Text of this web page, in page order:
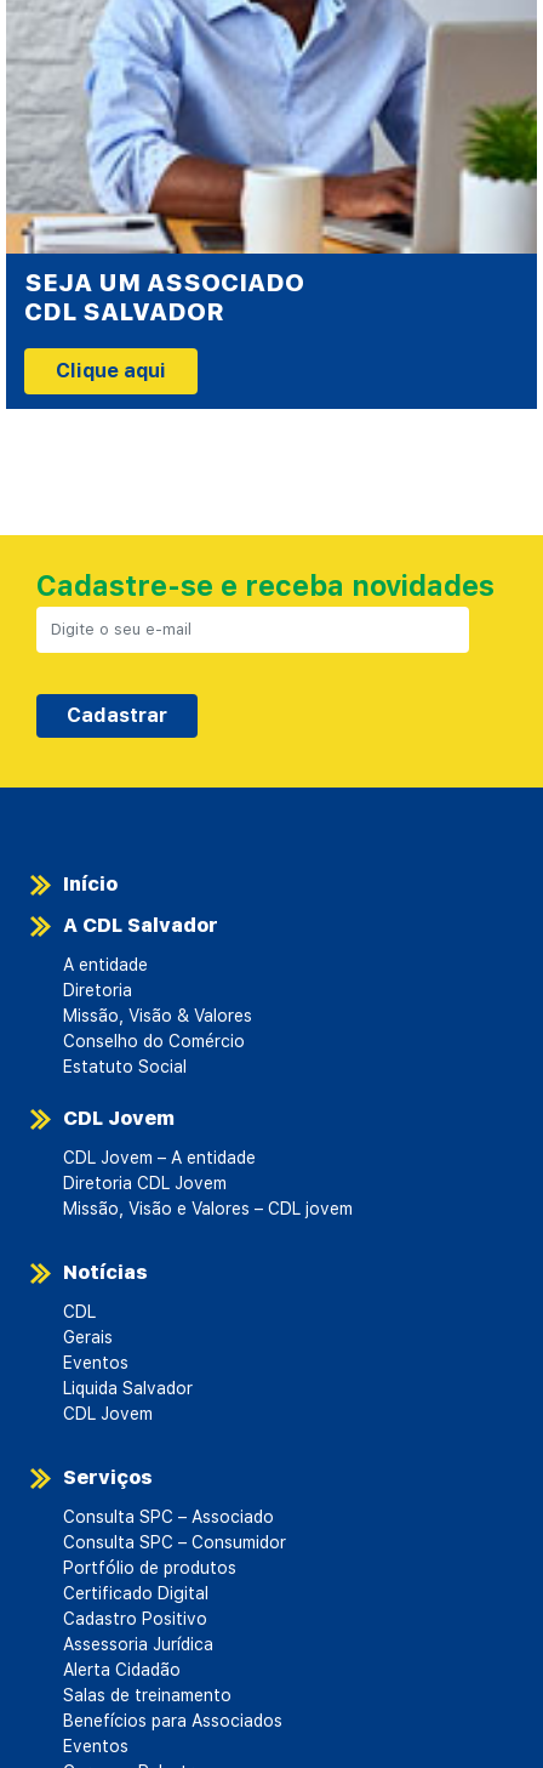
SEJA UM ASSOCIADO
CDL SALVADOR
Clique aqui
Cadastre-se e receba novidades
Cadastrar
Início
A CDL Salvador
A entidade
Diretoria
Missão, Visão & Valores
Conselho do Comércio
Estatuto Social
CDL Jovem
CDL Jovem – A entidade
Diretoria CDL Jovem
Missão, Visão e Valores – CDL jovem
Notícias
CDL
Gerais
Eventos
Liquida Salvador
CDL Jovem
Serviços
Consulta SPC – Associado
Consulta SPC – Consumidor
Portfólio de produtos
Certificado Digital
Cadastro Positivo
Assessoria Jurídica
Alerta Cidadão
Salas de treinamento
Benefícios para Associados
Eventos